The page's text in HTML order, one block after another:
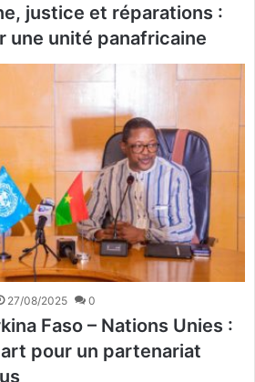
justice et réparations :
une unité panafricaine
27/08/2025 0
Faso – Nations Unies :
pour un partenariat